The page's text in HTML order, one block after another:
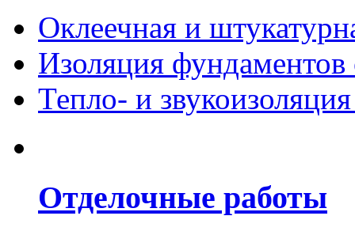
Оклеечная и
Изоляция фундаментов
Тепло- и
Отделочные работы